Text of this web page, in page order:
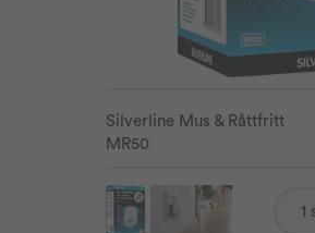
Silverline Mus & Råttfritt
MR50